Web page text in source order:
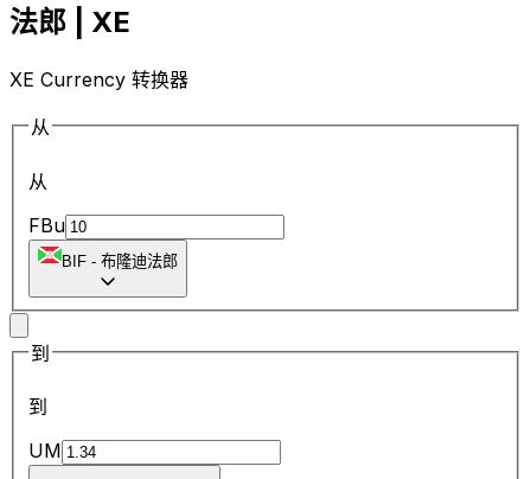
法郎 | XE
XE Currency 转换器
从
从
FBu
BIF - 布隆迪法郎
到
到
UM